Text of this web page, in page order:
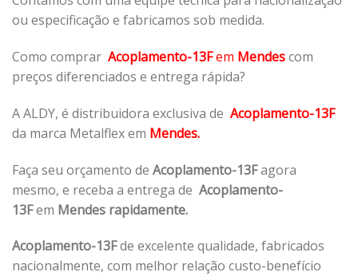
ou especificação e fabricamos sob medida.
Como comprar Acoplamento-13Fem Mendescom
preços diferenciados e entrega rápida?
A ALDY, é distribuidora exclusiva de Acoplamento-13F
da marca Metalflex em Mendes.
Faça seu orçamento de Acoplamento-13Fagora
mesmo, e receba a entrega de Acoplamento-
13Fem Mendes rapidamente.
Acoplamento-13Fde excelente qualidade, fabricados
nacionalmente, com melhor relação custo-benefício